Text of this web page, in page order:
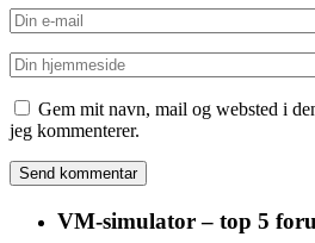
Gem mit navn, mail og websted i
jeg kommenterer.
VM-simulator – top 5